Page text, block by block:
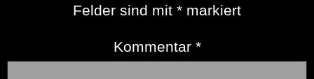
Felder sind mit * markiert
Kommentar *